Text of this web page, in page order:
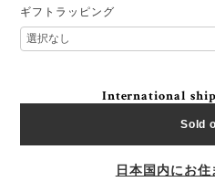
ギフトラッピング
International
Sold
日本国内にお